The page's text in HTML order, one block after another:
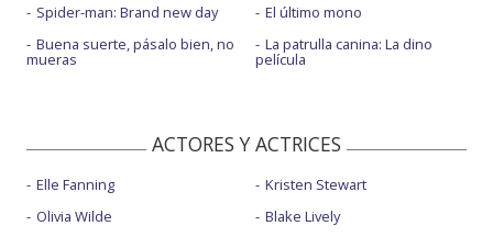
Spider-man: Brand new day
Buena suerte, pásalo bien, no
mueras
El último mono
La patrulla canina: La dino
película
ACTORES Y ACTRICES
Elle Fanning
Olivia Wilde
Kristen Stewart
Blake Lively